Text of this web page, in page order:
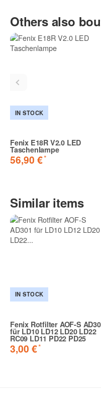
Others also
IN STOCK
Fenix E18R V2.0 LED
Taschenlampe
56,90 €*
Similar items
IN STOCK
Fenix Rotfilter AOF-S
für LD10 LD12 LD20 LD22
RC09 LD11 PD22 PD25
3,00 €*